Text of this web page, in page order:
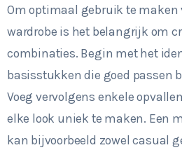
Om optimaal gebruik te maken
wardrobe is het belangrijk om
combinaties. Begin met het
basisstukken die goed passen
Voeg vervolgens enkele
elke look uniek te maken. Een
kan bijvoorbeeld zowel casual